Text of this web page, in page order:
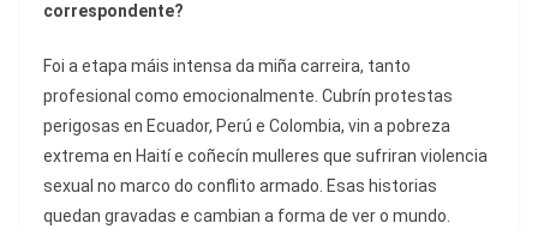
correspondente?
Foi a etapa máis intensa da miña carreira, tanto
profesional como emocionalmente. Cubrín protestas
perigosas en Ecuador, Perú e Colombia, vin a pobreza
extrema en Haití e coñecín mulleres que sufriran violencia
sexual no marco do conflito armado. Esas historias
quedan gravadas e cambian a forma de ver o mundo.